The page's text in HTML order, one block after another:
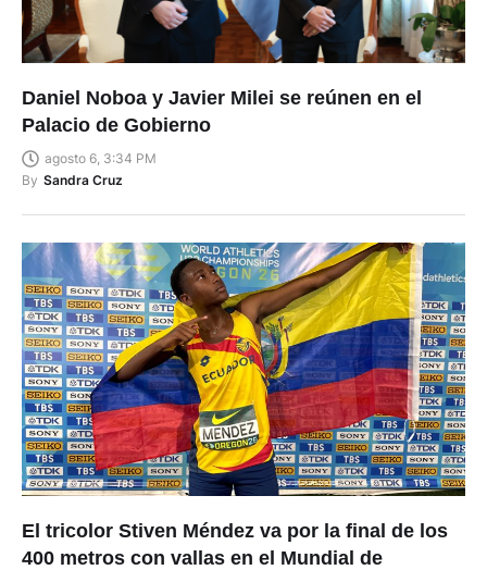
Daniel Noboa y Javier Milei se reúnen en el
Palacio de Gobierno
agosto 6, 3:34 PM
By Sandra Cruz
El tricolor Stiven Méndez va por la final de los
400 metros con vallas en el Mundial de